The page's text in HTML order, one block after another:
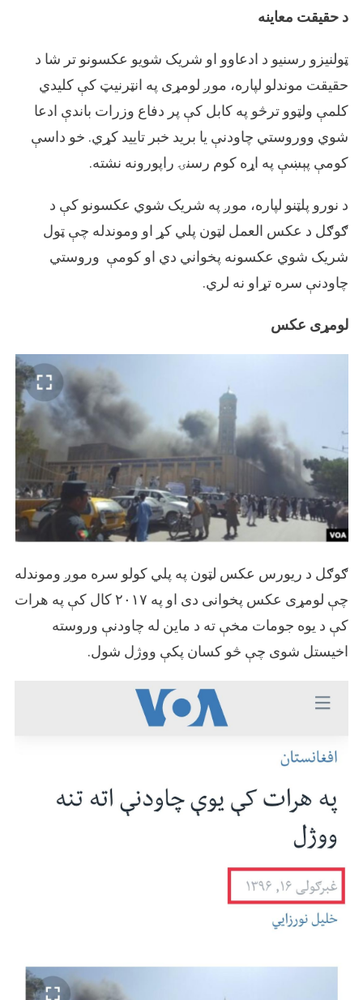
د حقیقت معاینه
ټولنیزو رسنیو د ادعاوو او شریک شویو عکسونو تر شا د
حقیقت موندلو لپاره، موږ لومړی په انټرنیټ کې کلیدي
کلمې ولټوو ترڅو په کابل کې پر دفاع وزرات باندې ادعا
شوي ووروستي چاودنې يا بريد خبر تایید کړي. خو داسې
کومې پېښې په اړه کوم رسنۍ راپورونه نشته.
د نورو پلټنو لپاره، موږ په شریک شوي عکسونو کې د
ګوګل د عکس العمل لټون پلي کړ او وموندله چې ټول
شریک شوي عکسونه پخواني دي او کومې وروستي
چاودنې سره تړاو نه لري.
لومړی عکس
ګوګل د ریورس عکس لټون په پلي کولو سره موږ وموندله
چې لومړی عکس پخوانی دی او په ۲۰۱۷ کال کې په هرات
کې د یوه جومات مخې ته د ماین له چاودنې وروسته
اخیستل شوی چې څو کسان پکې ووژل شول.